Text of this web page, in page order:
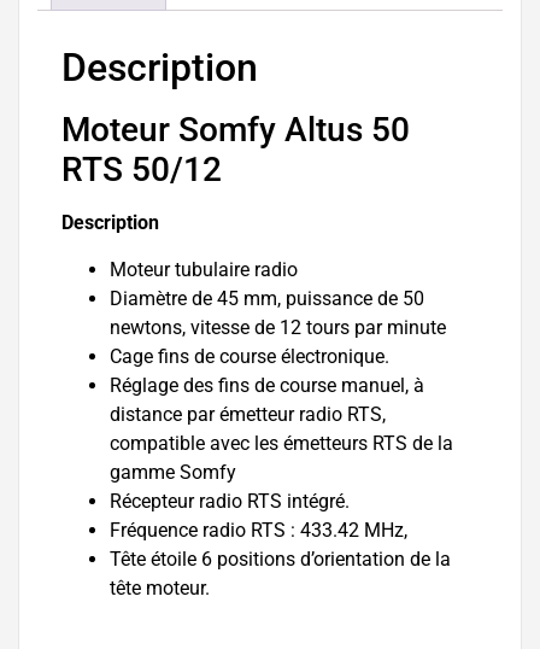
Description
Moteur Somfy Altus 50
RTS 50/12
Description
Moteur tubulaire radio
Diamètre de 45 mm, puissance de 50
newtons, vitesse de 12 tours par minute
Cage fins de course électronique.
Réglage des fins de course manuel, à
distance par émetteur radio RTS,
compatible avec les émetteurs RTS de la
gamme Somfy
Récepteur radio RTS intégré.
Fréquence radio RTS : 433.42 MHz,
Tête étoile 6 positions d’orientation de la
tête moteur.